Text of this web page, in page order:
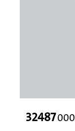
32487000